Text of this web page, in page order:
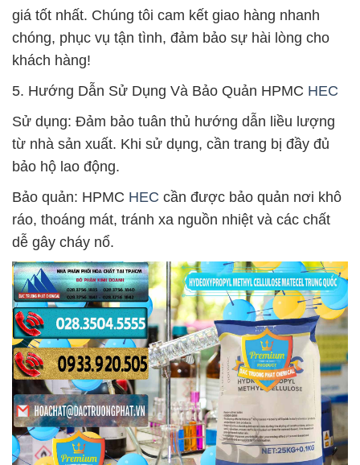
giá tốt nhất. Chúng tôi cam kết giao hàng nhanh
chóng, phục vụ tận tình, đảm bảo sự hài lòng cho
khách hàng!
5. Hướng Dẫn Sử Dụng Và Bảo Quản HPMC HEC
Sử dụng: Đảm bảo tuân thủ hướng dẫn liều lượng
từ nhà sản xuất. Khi sử dụng, cần trang bị đầy đủ
bảo hộ lao động.
Bảo quản: HPMC HEC cần được bảo quản nơi khô
ráo, thoáng mát, tránh xa nguồn nhiệt và các chất
dễ gây cháy nổ.